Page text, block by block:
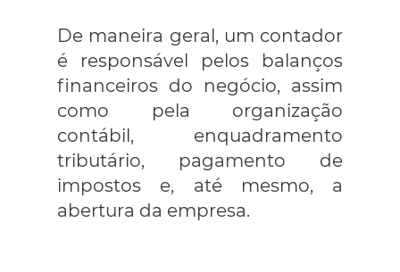
De maneira geral, um contador
é responsável pelos balanços
financeiros do negócio, assim
como pela organização
contábil, enquadramento
tributário, pagamento de
impostos e, até mesmo, a
abertura da empresa.